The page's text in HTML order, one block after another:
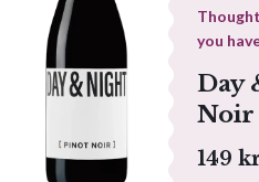
Denna webbplats drivs av
© 2026
you
Day
Noir
149